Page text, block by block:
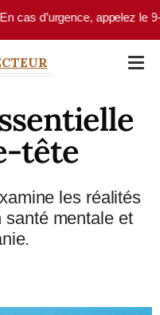
appelez le 9-1-1
tête
les réalités
mentale et